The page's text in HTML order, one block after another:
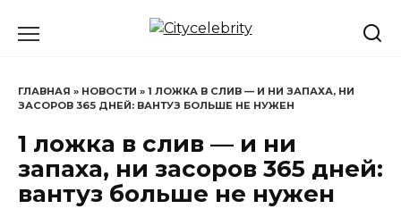
ГЛАВНАЯ » НОВОСТИ » 1 ЛОЖКА В СЛИВ — И НИ ЗАПАХА, НИ
ЗАСОРОВ 365 ДНЕЙ: ВАНТУЗ БОЛЬШЕ НЕ НУЖЕН
1 ложка в слив — и ни
запаха, ни засоров 365 дней:
вантуз больше не нужен